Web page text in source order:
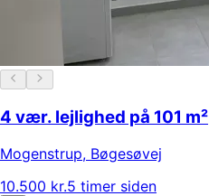
4 vær. lejlighed på 101 m²
Mogenstrup, Bøgesøvej
10.500 kr.5 timer siden